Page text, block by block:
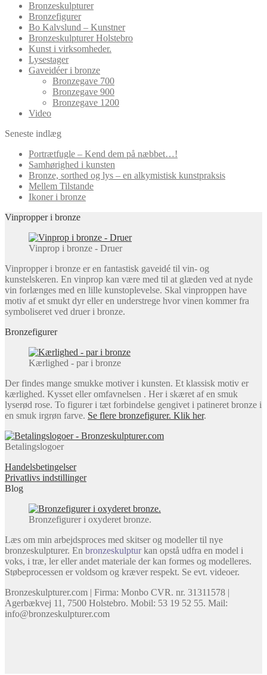
Bronzeskulpturer
Bronzefigurer
Bo Kalvslund – Kunstner
Bronzeskulpturer Holstebro
Kunst i virksomheder.
Lysestager
Gaveidéer i bronze
Bronzegave 700
Bronzegave 900
Bronzegave 1200
Video
Seneste indlæg
Portrætfugle – Kend dem på næbbet…!
Samhørighed i kunsten
Bronze, sorthed og lys – en alkymistisk kunstpraksis
Mellem Tilstande
Ikoner i bronze
Vinpropper i bronze
Vinprop i bronze - Druer
Vinpropper i bronze er en fantastisk gaveidé til vin- og
kunstelskeren. En vinprop kan være med til at glæden ved at nyde
vin forlænges med en lille kunstoplevelse. Skal vinproppen have
motiv af et smukt dyr eller en understrege hvor vinen kommer fra
symboliseret ved druer i bronze.
Bronzefigurer
Kærlighed - par i bronze
Der findes mange smukke motiver i kunsten. Et klassisk motiv er
kærlighed. Kysset eller omfavnelsen . Her i skæret af en smuk
lyserød rose. To figurer i tæt forbindelse gengivet i patineret bronze i
en smuk irgrøn farve. Se flere bronzefigurer. Klik her.
Betalingslogoer
Handelsbetingelser
Privatlivs indstillinger
Blog
Bronzefigurer i oxyderet bronze.
Læs om min arbejdsproces med skitser og modeller til nye
bronzeskulpturer. En bronzeskulpturkan opstå udfra en model i
voks, i træ, ler eller andet materiale der kan formes og modelleres.
Støbeprocessen er voldsom og kræver respekt. Se evt. videoer.
Bronzeskulpturer.com | Firma: Monbo CVR. nr. 31311578 |
Agerbækvej 11, 7500 Holstebro. Mobil: 53 19 52 55. Mail:
info@bronzeskulpturer.com